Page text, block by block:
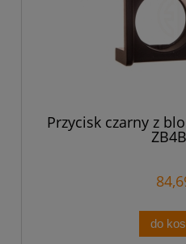
Przycisk czarny z
do